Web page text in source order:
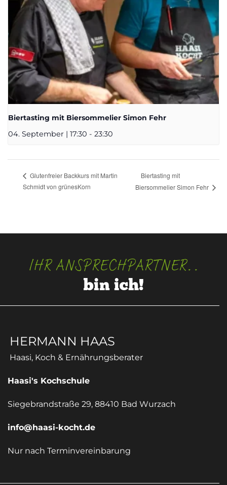
Biertasting mit Biersommelier Simon Fehr
04. September | 17:30 - 23:30
Glutenfreier Backkurs mit Martin
Schmidt von grünesKorn
Biertasting mit
Biersommelier Simon Fehr
IHR ANSPRECHPARTNER..
bin ich!
HERMANN HAAS
Haasi, Koch & Ernährungsberater
Haasi's Kochschule
Siegebrandstraße 29, 88410 Bad Wurzach
info@haasi-kocht.de
Nur nach Terminvereinbarung